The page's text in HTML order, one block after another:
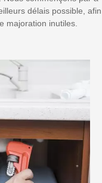
délais possible, afin
majoration inutiles.